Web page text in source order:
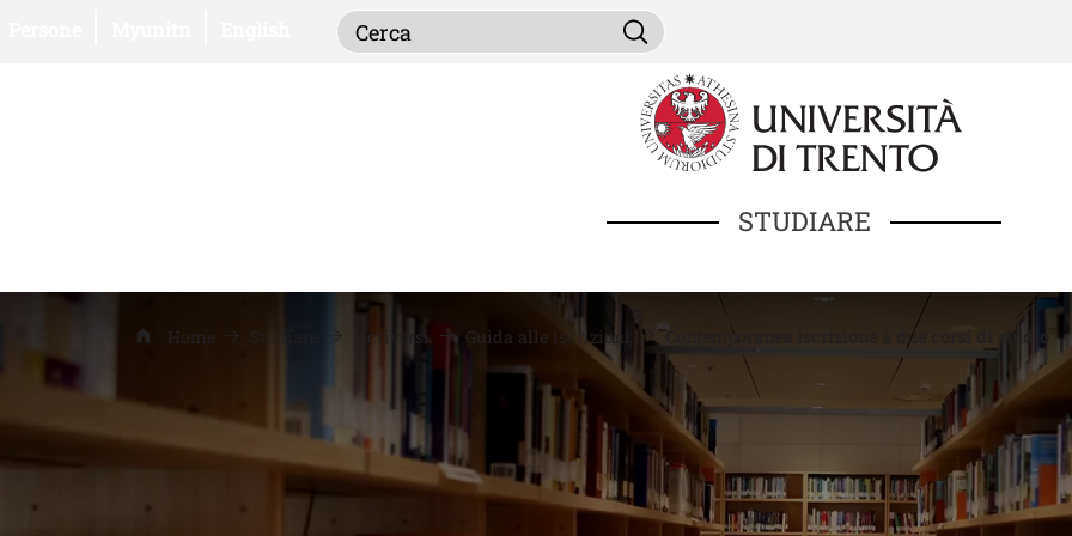
Apri il link in una nuova finestra
Apri il link in una nuova finestra
Inserisci i termini da cercare
Cerca
STUDIARE
Home Studiare Iscriversi Guida alle iscrizioni Contemporanea iscrizione a due corsi di studio